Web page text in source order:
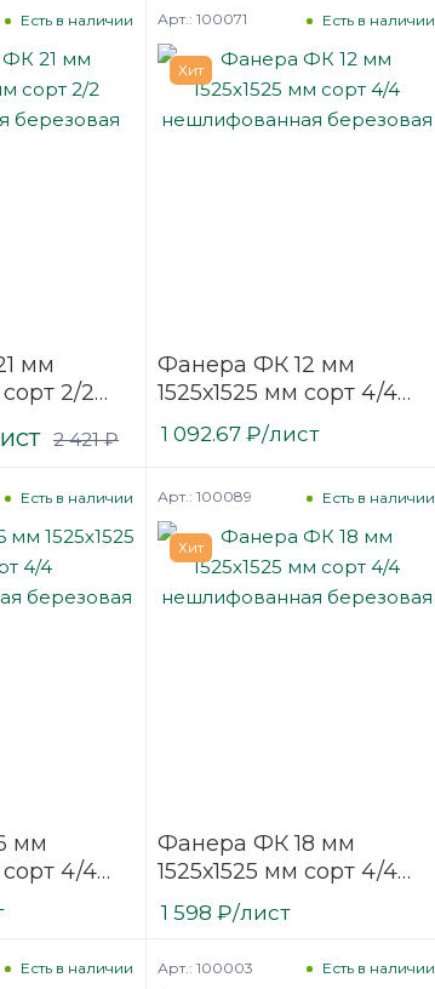
мм
2/2
Есть в наличии
2 421₽
Хит
Фанера ФК 12 мм
1525х1525 мм сорт 4/4
нешлифованная
березовая
Есть в наличии
Арт.: 100071
1 092.67 ₽/лист
мм
сорт 4/4
Есть в наличии
Хит
Фанера ФК 18 мм
1525х1525 мм сорт 4/4
нешлифованная
березовая
Есть в наличии
Арт.: 100089
1 598 ₽/лист
Есть в наличии Есть в наличии
Арт.: 100003